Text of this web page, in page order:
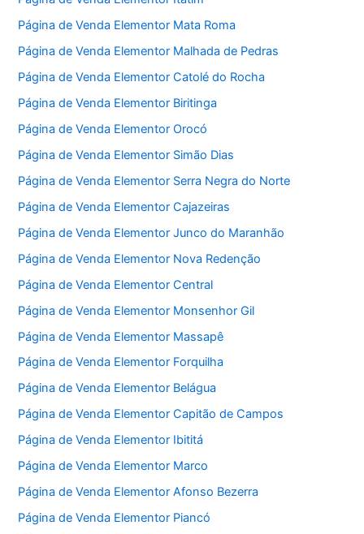
Página de Venda Elementor Mata Roma
Página de Venda Elementor Malhada de Pedras
Página de Venda Elementor Catolé do Rocha
Página de Venda Elementor Biritinga
Página de Venda Elementor Orocó
Página de Venda Elementor Simão Dias
Página de Venda Elementor Serra Negra do Norte
Página de Venda Elementor Cajazeiras
Página de Venda Elementor Junco do Maranhão
Página de Venda Elementor Nova Redenção
Página de Venda Elementor Central
Página de Venda Elementor Monsenhor Gil
Página de Venda Elementor Massapê
Página de Venda Elementor Forquilha
Página de Venda Elementor Belágua
Página de Venda Elementor Capitão de Campos
Página de Venda Elementor Ibititá
Página de Venda Elementor Marco
Página de Venda Elementor Afonso Bezerra
Página de Venda Elementor Piancó